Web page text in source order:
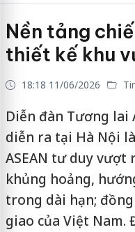
Nền tảng
thiết kế khu
18:18 11/06/2026
Diễn đàn Tương lai
diễn ra tại Hà Nội
ASEAN tư duy vượt
khủng hoảng,
trong dài hạn;
giao của Việt Nam.